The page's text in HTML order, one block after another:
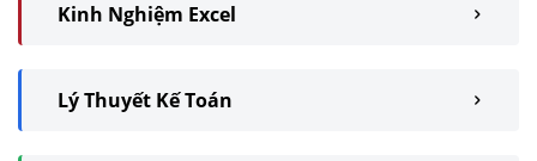
Kinh Nghiệm Excel
Lý Thuyết Kế Toán